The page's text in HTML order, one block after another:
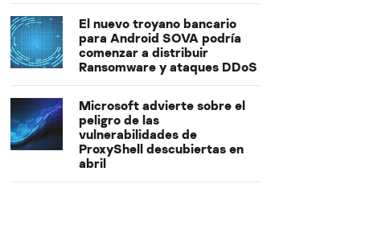
El nuevo troyano bancario
para Android SOVA podría
comenzar a distribuir
Ransomware y ataques DDoS
Microsoft advierte sobre el
peligro de las
vulnerabilidades de
ProxyShell descubiertas en
abril